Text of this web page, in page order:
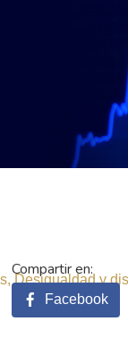
Desigualdad y
Facebook